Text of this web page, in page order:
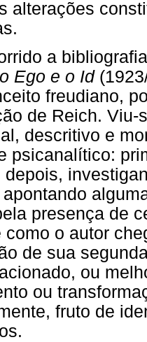
alterações
a
o Ego e o Id
freudiano,
de Reich.
descritivo e
psicanalítico:
depois,
presença de
como o autor
de sua
ou
ou
fruto de